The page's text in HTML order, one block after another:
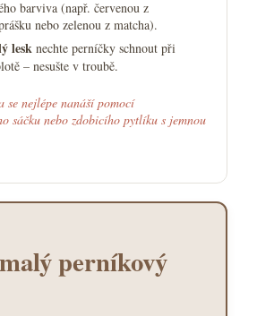
barviva (např. červenou z
nebo zelenou z matcha).
lesk nechte perníčky schnout při
– nesušte v troubě.
se nejlépe nanáší pomocí
sáčku nebo zdobicího pytlíku s jemnou
perníkový